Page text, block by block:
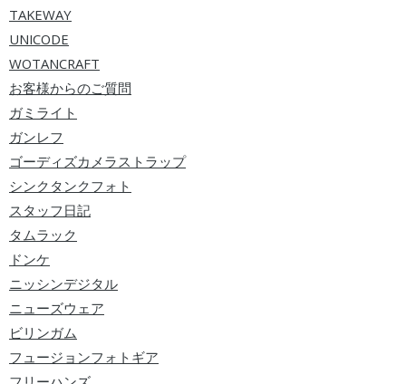
TAKEWAY
UNICODE
WOTANCRAFT
お客様からのご質問
ガミライト
ガンレフ
ゴーディズカメラストラップ
シンクタンクフォト
スタッフ日記
タムラック
ドンケ
ニッシンデジタル
ニューズウェア
ビリンガム
フュージョンフォトギア